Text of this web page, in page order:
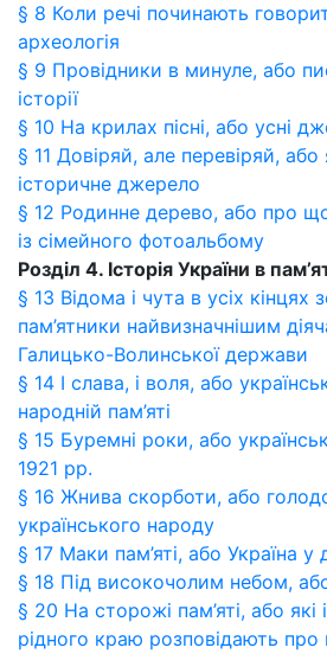
§ 8 Коли речі починають
археологія
§ 9 Провідники в минуле, або
історії
§ 10 На крилах пісні, або усні
§ 11 Довіряй, але перевіряй,
історичне джерело
§ 12 Родинне дерево, або про
із сімейного фотоальбому
Розділ 4. Історія України в
§ 13 Відома і чута в усіх кінцях
пам’ятники найвизначнішим
Галицько-Волинської держави
§ 14 І слава, і воля, або
народній пам’яті
§ 15 Буремні роки, або
1921 рр.
§ 16 Жнива скорботи, або
українського народу
§ 17 Маки пам’яті, або Україна у
§ 18 Під високочолим небом,
§ 20 На сторожі пам’яті, або які
рідного краю розповідають про